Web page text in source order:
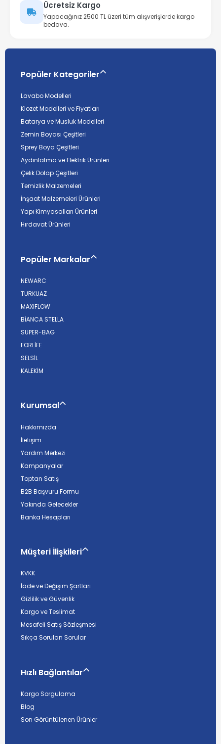
Ücretsiz Kargo
Yapacağınız 2500 TL üzeri tüm alışverişlerde kargo
bedava.
Popüler Kategoriler
Lavabo Modelleri
Klozet Modelleri ve Fiyatları
Batarya ve Musluk Modelleri
Zemin Boyası Çeşitleri
Sprey Boya Çeşitleri
Aydınlatma ve Elektrik Ürünleri
Çelik Dolap Çeşitleri
Temizlik Malzemeleri
İnşaat Malzemeleri Ürünleri
Yapı Kimyasalları Ürünleri
Hırdavat Ürünleri
Popüler Markalar
NEWARC
TURKUAZ
MAXIFLOW
BİANCA STELLA
SUPER-BAG
FORLİFE
SELSİL
KALEKİM
Kurumsal
Hakkımızda
İletişim
Yardım Merkezi
Kampanyalar
Toptan Satış
B2B Başvuru Formu
Yakında Gelecekler
Banka Hesapları
Müşteri İlişkileri
KVKK
İade ve Değişim Şartları
Gizlilik ve Güvenlik
Kargo ve Teslimat
Mesafeli Satış Sözleşmesi
Sıkça Sorulan Sorular
Hızlı Bağlantılar
Kargo Sorgulama
Blog
Son Görüntülenen Ürünler